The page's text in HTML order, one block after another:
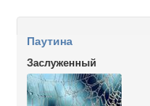
Паутина
Заслуженный